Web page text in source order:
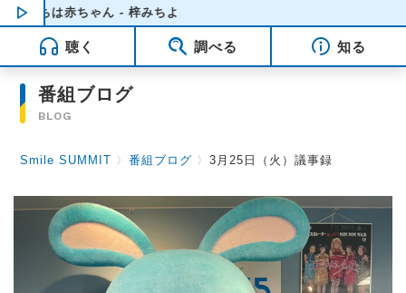
NOW PLAYING12:17
は赤ちゃん - 梓みちよ
聴く 調べる 知る
番組ブログ
BLOG
Smile SUMMIT 〉番組ブログ 〉3月25日（火）議事録